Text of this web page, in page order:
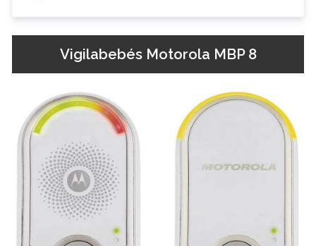
Vigilabebés Motorola MBP 8